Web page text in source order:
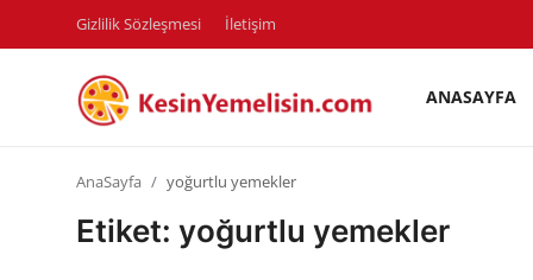
Gizlilik Sözleşmesi İletişim
ANASAYFA
AnaSayfa yoğurtlu yemekler
Etiket: yoğurtlu yemekler